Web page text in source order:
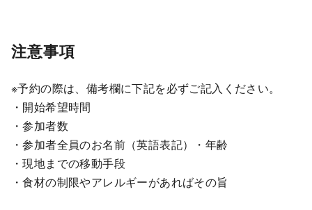
注意事項
※予約の際は、備考欄に下記を必ずご記入ください。
・開始希望時間
・参加者数
・参加者全員のお名前（英語表記）・年齢
・現地までの移動手段
・食材の制限やアレルギーがあればその旨